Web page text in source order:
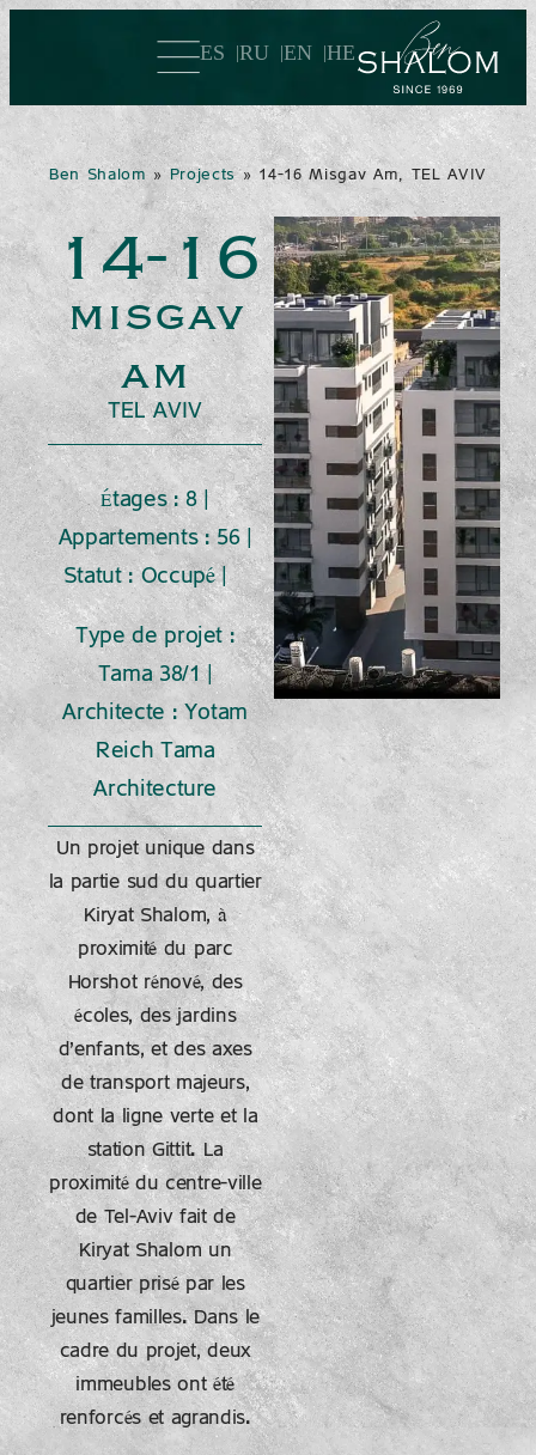
ES RU EN HE
Ben Shalom » Projects» 14-16 Misgav Am, TEL AVIV
14-16
misgav
am
TEL AVIV
Étages : 8 |
Appartements : 56 |
Statut : Occupé |
Type de projet :
Tama 38/1 |
Architecte : Yotam
Reich Tama
Architecture
Un projet unique dans
la partie sud du quartier
Kiryat Shalom, à
proximité du parc
Horshot rénové, des
écoles, des jardins
d’enfants, et des axes
de transport majeurs,
dont la ligne verte et la
station Gittit. La
proximité du centre-ville
de Tel-Aviv fait de
Kiryat Shalom un
quartier prisé par les
jeunes familles. Dans le
cadre du projet, deux
immeubles ont été
renforcés et agrandis.